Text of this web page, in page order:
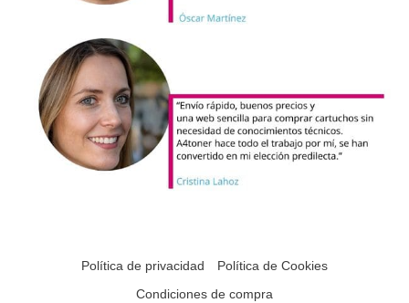
Política de privacidad
Política de Cookies
Condiciones de compra